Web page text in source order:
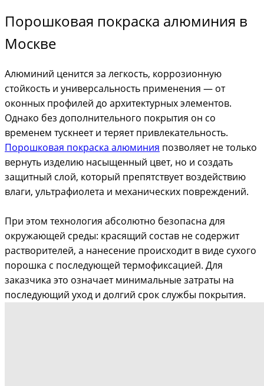
Порошковая покраска алюминия в
Москве
Алюминий ценится за легкость, коррозионную
стойкость и универсальность применения — от
оконных профилей до архитектурных элементов.
Однако без дополнительного покрытия он со
временем тускнеет и теряет привлекательность.
Порошковая покраска алюминия позволяет не только
вернуть изделию насыщенный цвет, но и создать
защитный слой, который препятствует воздействию
влаги, ультрафиолета и механических повреждений.
При этом технология абсолютно безопасна для
окружающей среды: красящий состав не содержит
растворителей, а нанесение происходит в виде сухого
порошка с последующей термофиксацией. Для
заказчика это означает минимальные затраты на
последующий уход и долгий срок службы покрытия.